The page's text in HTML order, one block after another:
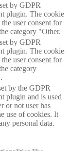
by GDPR
plugin. The cookie
user consent for
category "Other.
by GDPR
plugin. The cookie
user consent for
category
by the GDPR
plugin and is used
or not user has
use of cookies. It
personal data.